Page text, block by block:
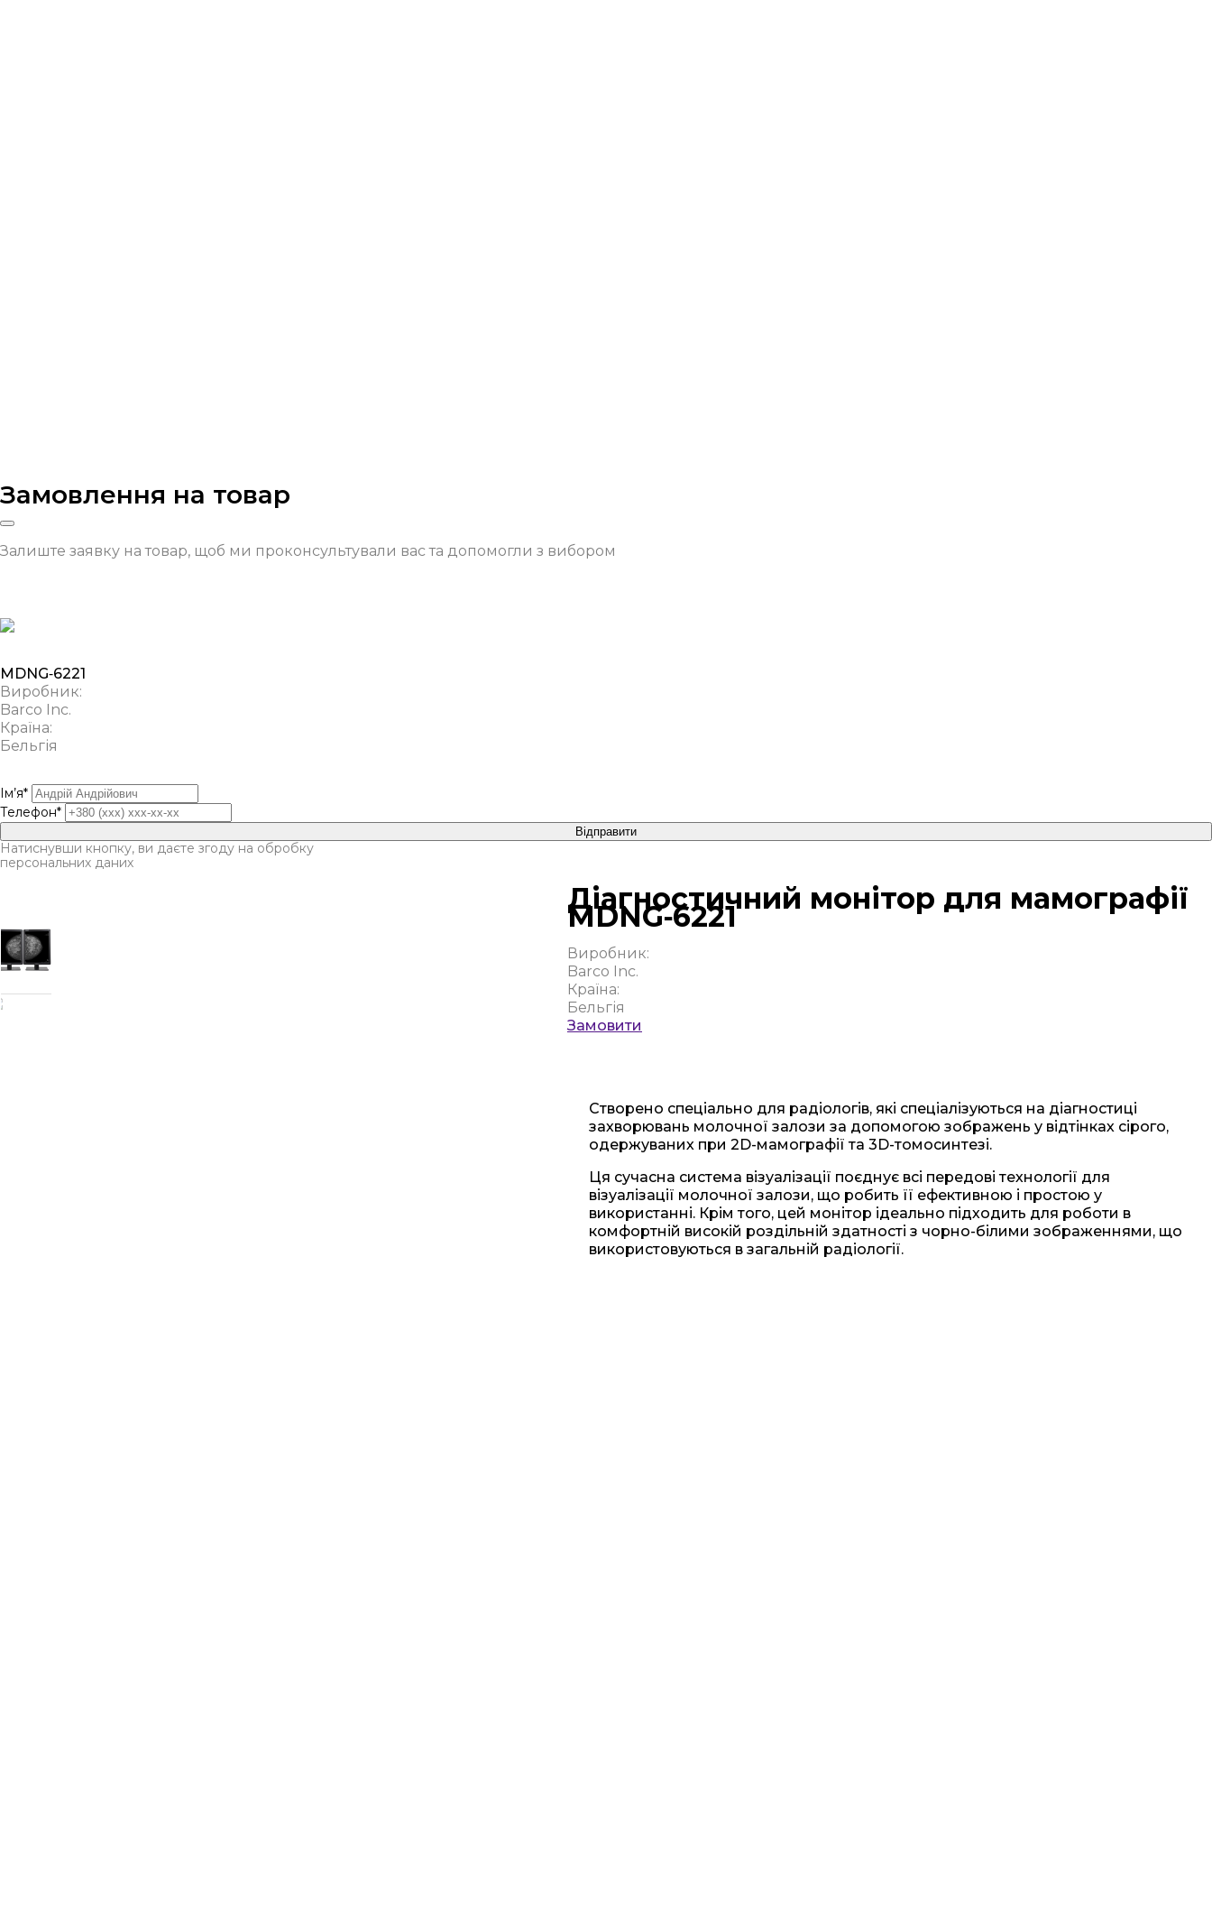
Замовлення на товар
Залиште заявку на товар, щоб ми проконсультували вас та допомогли з вибором
MDNG‑6221
Виробник:
Barco Inc.
Країна:
Бельгія
Ім’я*
Телефон*
Відправити
Натиснувши кнопку, ви даєте згоду на обробку
персональних даних
Діагностичний монітор для мамографії
MDNG‑6221
Виробник:
Barco Inc.
Країна:
Бельгія
Замовити
Створено спеціально для радіологів, які спеціалізуються на діагностиці
захворювань молочної залози за допомогою зображень у відтінках сірого,
одержуваних при 2D-мамографії та 3D-томосинтезі.
Ця сучасна система візуалізації поєднує всі передові технології для
візуалізації молочної залози, що робить її ефективною і простою у
використанні. Крім того, цей монітор ідеально підходить для роботи в
комфортній високій роздільній здатності з чорно-білими зображеннями, що
використовуються в загальній радіології.